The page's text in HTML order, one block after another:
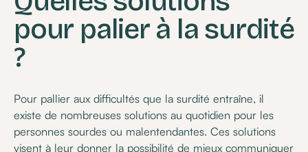
pour palier à la surdité
?
Pour pallier aux difficultés que la surdité entraîne, il
existe de nombreuses solutions au quotidien pour les
personnes sourdes ou malentendantes. Ces solutions
visent à leur donner la possibilité de mieux communiquer